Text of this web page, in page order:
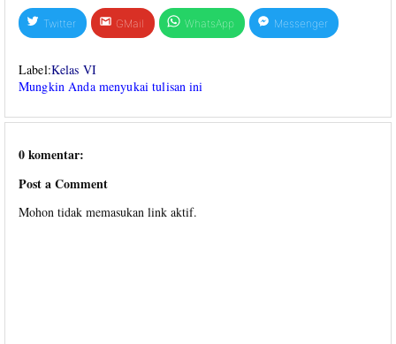
Twitter GMail WhatsApp Messenger
Label:Kelas VI
Mungkin Anda menyukai tulisan ini
0 komentar:
Post a Comment
Mohon tidak memasukan link aktif.